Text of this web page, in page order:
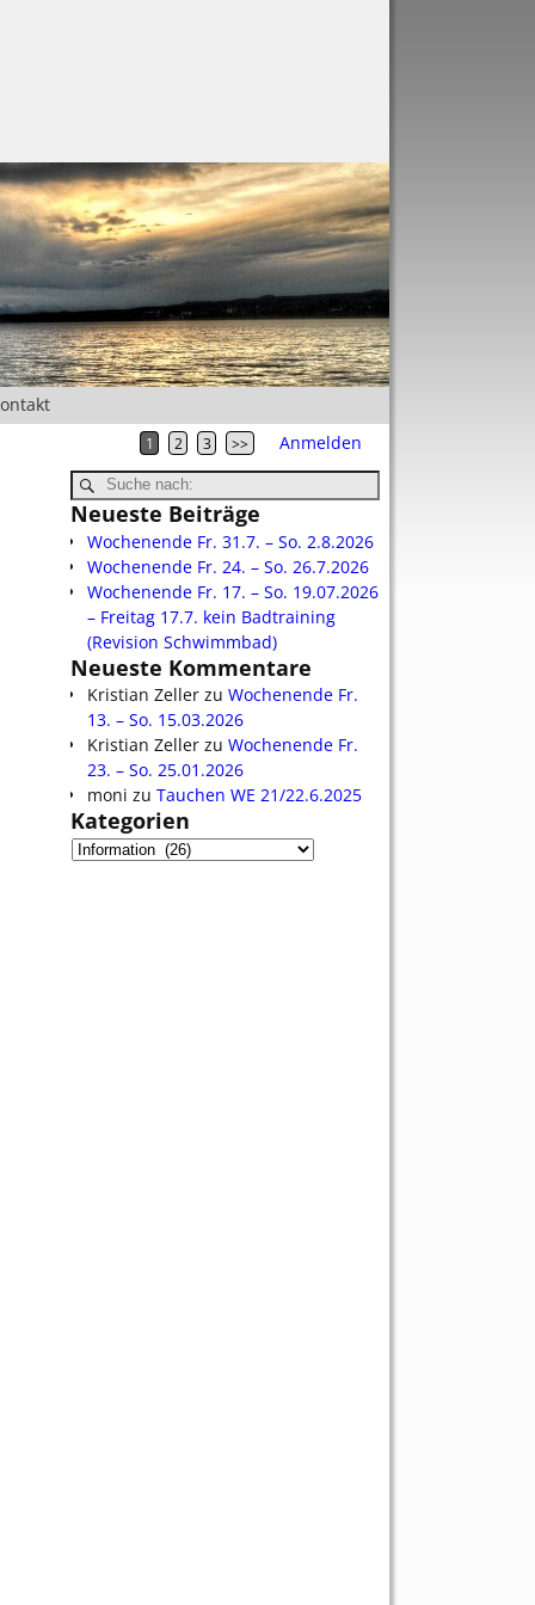
1 2 3 >> Anmelden
Neueste Beiträge
Wochenende Fr. 31.7. – So. 2.8.2026
Wochenende Fr. 24. – So. 26.7.2026
Wochenende Fr. 17. – So. 19.07.2026
– Freitag 17.7. kein Badtraining
(Revision Schwimmbad)
Neueste Kommentare
Kristian Zeller zu Wochenende Fr.
13. – So. 15.03.2026
Kristian Zeller zu Wochenende Fr.
23. – So. 25.01.2026
moni zu Tauchen WE 21/22.6.2025
Kategorien